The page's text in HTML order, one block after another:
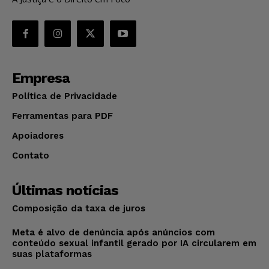
Empresa
Política de Privacidade
Ferramentas para PDF
Apoiadores
Contato
Últimas notícias
Composição da taxa de juros
Meta é alvo de denúncia após anúncios com
conteúdo sexual infantil gerado por IA circularem em
suas plataformas